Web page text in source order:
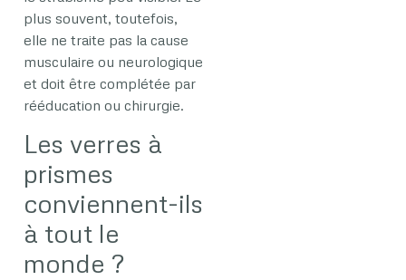
plus souvent, toutefois,
elle ne traite pas la cause
musculaire ou neurologique
et doit être complétée par
rééducation ou chirurgie.
Les verres à
prismes
conviennent-ils
à tout le
monde ?